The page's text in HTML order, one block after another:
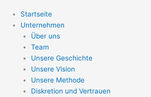
Startseite
Unternehmen
Über uns
Team
Unsere Geschichte
Unsere Vision
Unsere Methode
Diskretion und Vertrauen